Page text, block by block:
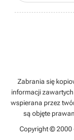
Zabrania się
informacji
wspierana przez
są objęte
Copyright © 2000